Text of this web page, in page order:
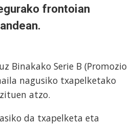
frontoian
Binakako Serie B (Promozio
nagusiko txapelketako
atzo.
da txapelketa eta